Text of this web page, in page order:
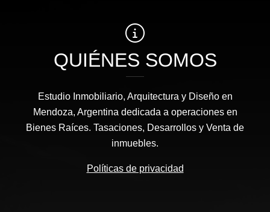
QUIÉNES SOMOS
Estudio Inmobiliario, Arquitectura y Diseño en
Mendoza, Argentina dedicada a operaciones en
Bienes Raíces. Tasaciones, Desarrollos y Venta de
inmuebles.
Políticas de privacidad